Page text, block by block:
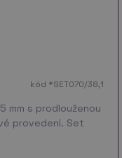
kód *SET070/38,1
mm s prodlouženou
provedení. Set